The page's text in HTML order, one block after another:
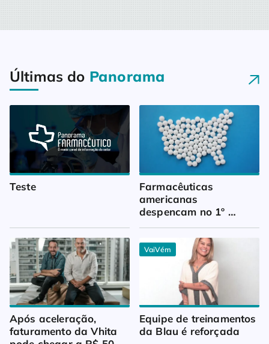
Últimas do Panorama
Teste
Farmacêuticas
americanas
despencam no 1º
Após aceleração,
faturamento da Vhita
VaiVém
Equipe de treinamentos
da Blau é reforçada